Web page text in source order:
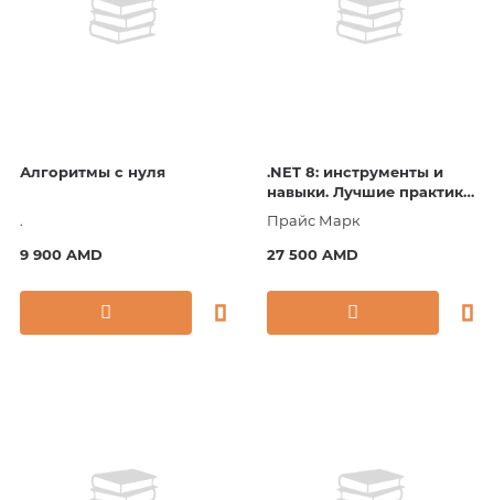
Алгоритмы с нуля
.
9 900 AMD
.NET 8: инструменты и
навыки. Лучшие практики
и паттерны
проектирования, отладки
и тестирования
Прайс Марк
27 500 AMD